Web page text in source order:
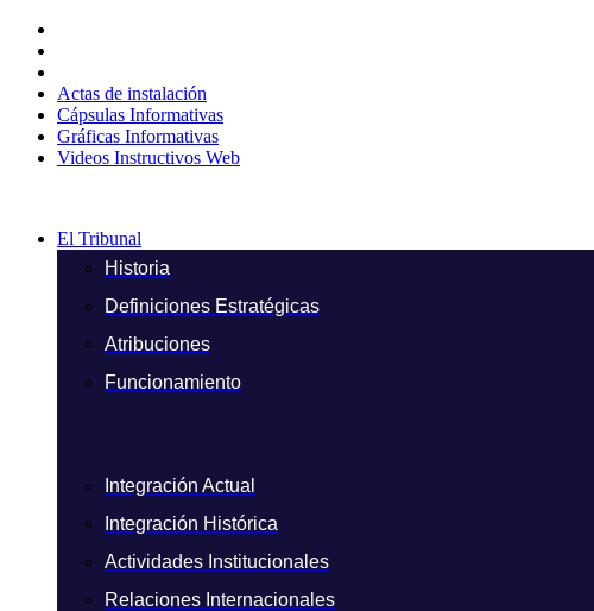
contenido
Actas de instalación
Cápsulas Informativas
Gráficas Informativas
Videos Instructivos Web
El Tribunal
Historia
Definiciones Estratégicas
Atribuciones
Funcionamiento
Integración Actual
Integración Histórica
Actividades Institucionales
Relaciones Internacionales